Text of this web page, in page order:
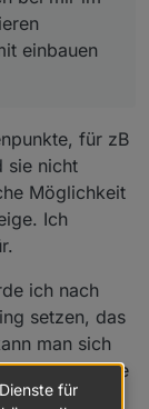
einbauen
für zB
sie nicht
Möglichkeit
Ich
ich nach
setzen, das
man sich
für seine
für